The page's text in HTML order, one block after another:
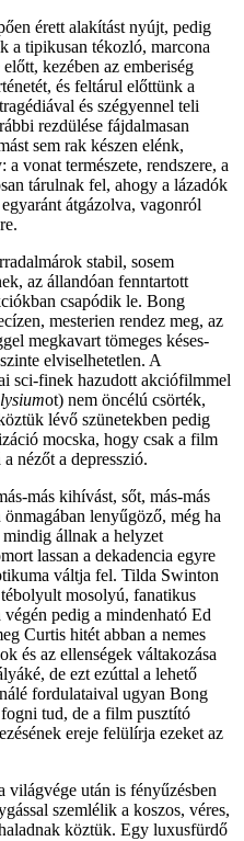
érett alakítást nyújt, pedig
a tipikusan tékozló, marcona
kezében az emberiség
és feltárul előttünk a
és szégyennel teli
rezdülése fájdalmasan
sem rak készen elénk,
vonat természete, rendszere, a
tárulnak fel, ahogy a lázadók
átgázolva, vagonról
stabil, sosem
az állandóan fenntartott
csapódik le. Bong
mesterien rendez meg, az
megkavart tömeges késes-
elviselhetetlen. A
sci-finek hazudott akciófilmmel
ot) nem öncélú csörték,
lévő szünetekben pedig
mocska, hogy csak a film
nézőt a depresszió.
más kihívást, sőt, más-más
lenyűgöző, még ha
állnak a helyzet
lassan a dekadencia egyre
váltja fel. Tilda Swinton
tébolyult mosolyú, fanatikus
pedig a mindenható Ed
Curtis hitét abban a nemes
és az ellenségek váltakozása
de ezt ezúttal a lehető
fordulataival ugyan Bong
tud, de a film pusztító
ereje felülírja ezeket az
világvége után is fényűzésben
szemlélik a koszos, véres,
köztük. Egy luxusfürdő